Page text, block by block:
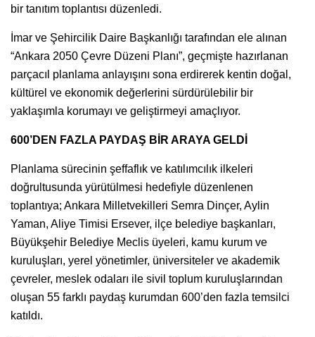
bir tanıtım toplantısı düzenledi.
İmar ve Şehircilik Daire Başkanlığı tarafından ele alınan
“Ankara 2050 Çevre Düzeni Planı”, geçmişte hazırlanan
parçacıl planlama anlayışını sona erdirerek kentin doğal,
kültürel ve ekonomik değerlerini sürdürülebilir bir
yaklaşımla korumayı ve geliştirmeyi amaçlıyor.
600’DEN FAZLA PAYDAŞ BİR ARAYA GELDİ
Planlama sürecinin şeffaflık ve katılımcılık ilkeleri
doğrultusunda yürütülmesi hedefiyle düzenlenen
toplantıya; Ankara Milletvekilleri Semra Dinçer, Aylin
Yaman, Aliye Timisi Ersever, ilçe belediye başkanları,
Büyükşehir Belediye Meclis üyeleri, kamu kurum ve
kuruluşları, yerel yönetimler, üniversiteler ve akademik
çevreler, meslek odaları ile sivil toplum kuruluşlarından
oluşan 55 farklı paydaş kurumdan 600’den fazla temsilci
katıldı.